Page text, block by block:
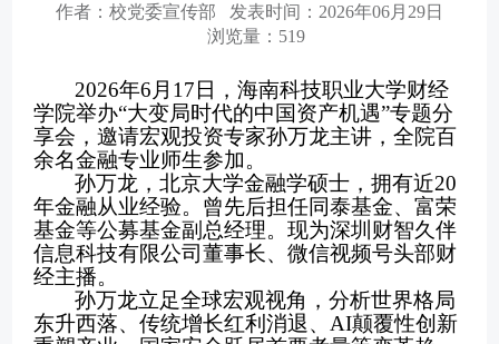
作者：校党委宣传部
发表时间：2026年06月29日
浏览量：519
2026年6月17日，海南科技职业大学财经
学院举办“大变局时代的中国资产机遇”专题分
享会，邀请宏观投资专家孙万龙主讲，全院百
余名金融专业师生参加。
孙万龙，北京大学金融学硕士，拥有近20
年金融从业经验。曾先后担任同泰基金、富荣
基金等公募基金副总经理。现为深圳财智久伴
信息科技有限公司董事长、微信视频号头部财
经主播。
孙万龙立足全球宏观视角，分析世界格局
东升西落、传统增长红利消退、 AI颠覆性创新